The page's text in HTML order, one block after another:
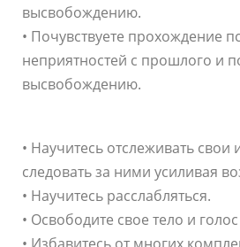
высвобождению.
• Почувствуете прохождение
неприятностей с прошлого и
высвобождению.
• Научитесь отслеживать свои
следовать за ними усиливая
• Научитесь расслабляться.
• Освободите свое тело и